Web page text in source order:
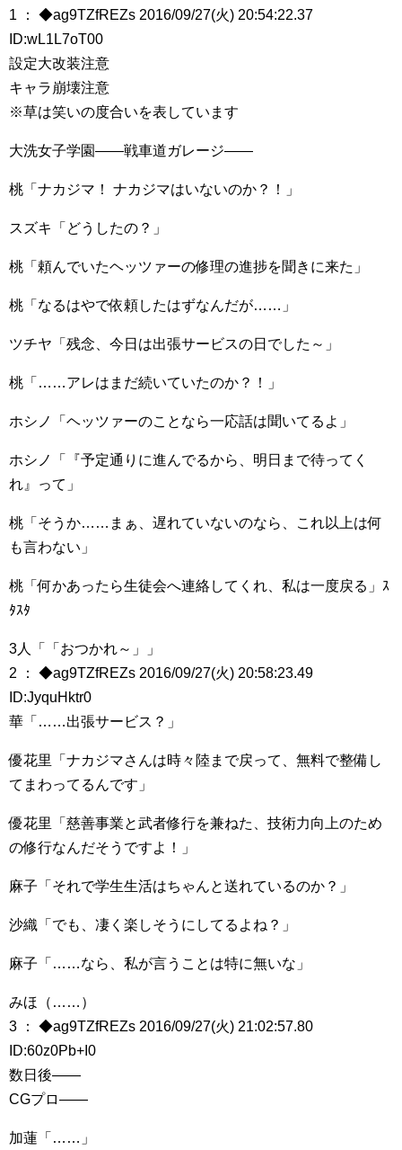
1 ： ◆ag9TZfREZs 2016/09/27(火) 20:54:22.37
ID:wL1L7oT00
設定大改装注意
キャラ崩壊注意
※草は笑いの度合いを表しています
大洗女子学園――戦車道ガレージ――
桃「ナカジマ！ ナカジマはいないのか？！」
スズキ「どうしたの？」
桃「頼んでいたヘッツァーの修理の進捗を聞きに来た」
桃「なるはやで依頼したはずなんだが……」
ツチヤ「残念、今日は出張サービスの日でした～」
桃「……アレはまだ続いていたのか？！」
ホシノ「ヘッツァーのことなら一応話は聞いてるよ」
ホシノ「『予定通りに進んでるから、明日まで待ってく
れ』って」
桃「そうか……まぁ、遅れていないのなら、これ以上は何
も言わない」
桃「何かあったら生徒会へ連絡してくれ、私は一度戻る」ｽ
ﾀｽﾀ
3人「「おつかれ～」」
2 ： ◆ag9TZfREZs 2016/09/27(火) 20:58:23.49
ID:JyquHktr0
華「……出張サービス？」
優花里「ナカジマさんは時々陸まで戻って、無料で整備し
てまわってるんです」
優花里「慈善事業と武者修行を兼ねた、技術力向上のため
の修行なんだそうですよ！」
麻子「それで学生生活はちゃんと送れているのか？」
沙織「でも、凄く楽しそうにしてるよね？」
麻子「……なら、私が言うことは特に無いな」
みほ（……）
3 ： ◆ag9TZfREZs 2016/09/27(火) 21:02:57.80
ID:60z0Pb+I0
数日後――
CGプロ――
加蓮「……」